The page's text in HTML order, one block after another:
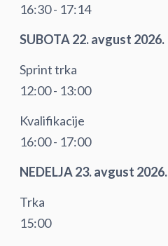
16:30 - 17:14
SUBOTA 22. avgust 2026.
Sprint trka
12:00 - 13:00
Kvalifikacije
16:00 - 17:00
NEDELJA 23. avgust 2026.
Trka
15:00